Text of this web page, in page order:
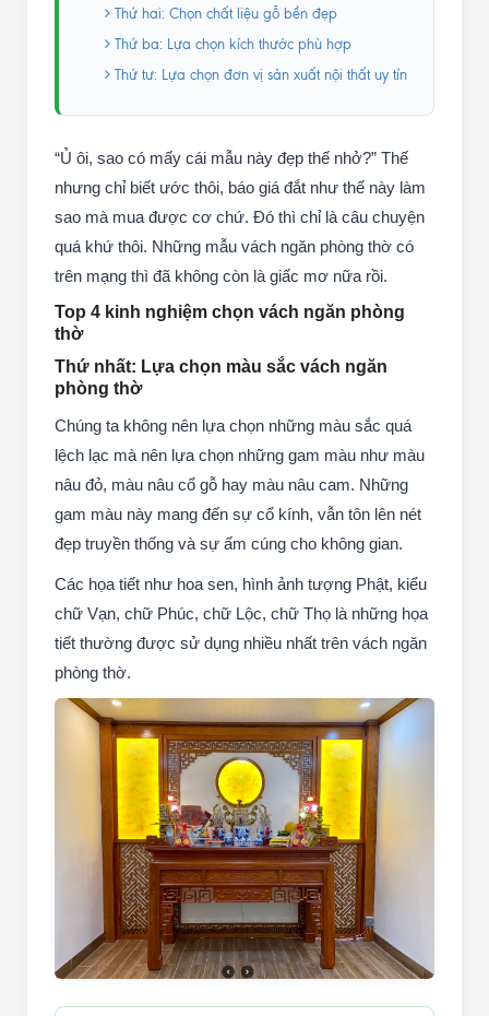
Thứ hai: Chọn chất liệu gỗ bền đẹp
Thứ ba: Lựa chọn kích thước phù hợp
Thứ tư: Lựa chọn đơn vị sản xuất nội thất uy tín
“Ủ ôi, sao có mấy cái mẫu này đẹp thế nhở?” Thế
nhưng chỉ biết ước thôi, báo giá đắt như thế này làm
sao mà mua được cơ chứ. Đó thì chỉ là câu chuyện
quá khứ thôi. Những mẫu vách ngăn phòng thờ có
trên mạng thì đã không còn là giấc mơ nữa rồi.
Top 4 kinh nghiệm chọn vách ngăn phòng
thờ
Thứ nhất: Lựa chọn màu sắc vách ngăn
phòng thờ
Chúng ta không nên lựa chọn những màu sắc quá
lệch lạc mà nên lựa chọn những gam màu như màu
nâu đỏ, màu nâu cổ gỗ hay màu nâu cam. Những
gam màu này mang đến sự cổ kính, vẫn tôn lên nét
đẹp truyền thống và sự ấm cúng cho không gian.
Các họa tiết như hoa sen, hình ảnh tượng Phật, kiểu
chữ Vạn, chữ Phúc, chữ Lộc, chữ Thọ là những họa
tiết thường được sử dụng nhiều nhất trên vách ngăn
phòng thờ.